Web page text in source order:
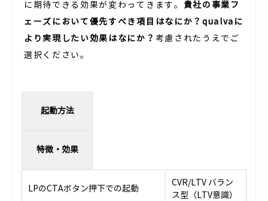
に期待できる効果が変わってきます。 貴社の事業フ
ェーズにおいて優先すべき項目はなにか？qualvaに
より実現したい効果はなにか？ 考慮されたうえでご
選択ください。
起動方法
特徴・効果
LPのCTAボタン押下での起動
CVR/LTV バラン
ス型（LTV意識）